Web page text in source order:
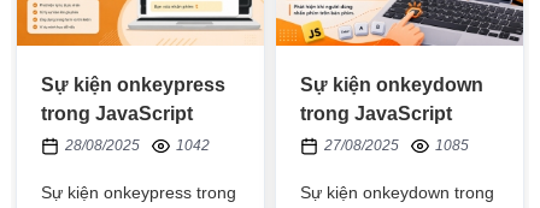
Sự kiện onkeypress
trong JavaScript
28/08/2025 1042
Sự kiện onkeypress trong
Sự kiện onkeydown
trong JavaScript
27/08/2025 1085
Sự kiện onkeydown trong